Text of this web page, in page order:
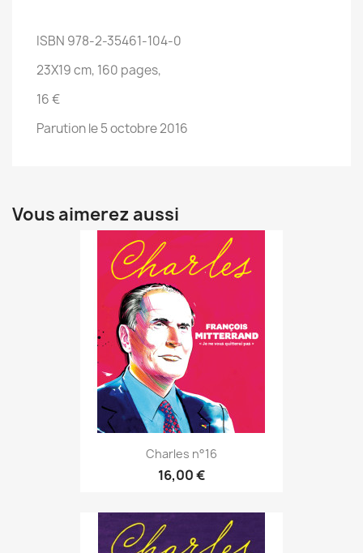
ISBN 978-2-35461-104-0
23X19 cm, 160 pages,
16 €
Parution le 5 octobre 2016
Vous aimerez aussi
Charles n°16
16,00 €